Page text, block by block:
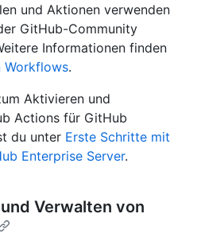
und Aktionen verwenden
GitHub-Community
Informationen finden
Workflows.
Aktivieren und
Actions für GitHub
du unter Erste Schritte mit
Enterprise Server.
Verwalten von